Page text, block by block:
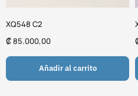
XQ548 C2
₡85.000,00
Añadir al carrito